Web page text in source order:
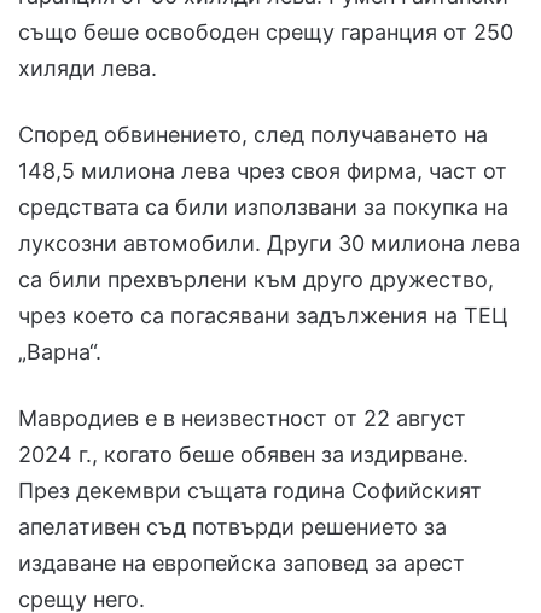
също беше освободен срещу гаранция от 250
хиляди лева.
Според обвинението, след получаването на
148,5 милиона лева чрез своя фирма, част от
средствата са били използвани за покупка на
луксозни автомобили. Други 30 милиона лева
са били прехвърлени към друго дружество,
чрез което са погасявани задължения на ТЕЦ
„Варна“.
Мавродиев е в неизвестност от 22 август
2024 г., когато беше обявен за издирване.
През декември същата година Софийският
апелативен съд потвърди решението за
издаване на европейска заповед за арест
срещу него.